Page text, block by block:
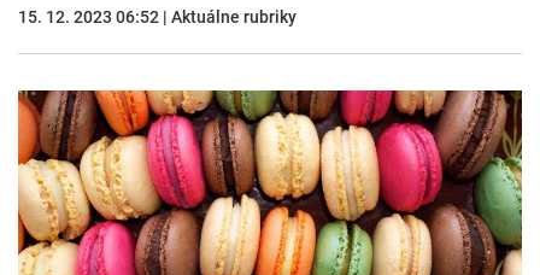
15. 12. 2023 06:52 | Aktuálne rubriky